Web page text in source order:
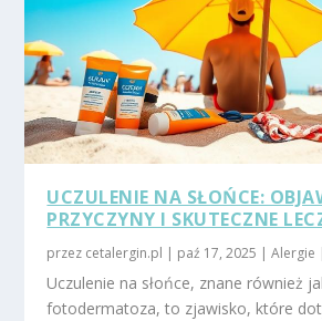
UCZULENIE NA SŁOŃCE:
PRZYCZYNY I SKUTECZNE
przez cetalergin.pl paź 17, 2025 |Alergie
Uczulenie na słońce, znane również
fotodermatoza, to zjawisko, które